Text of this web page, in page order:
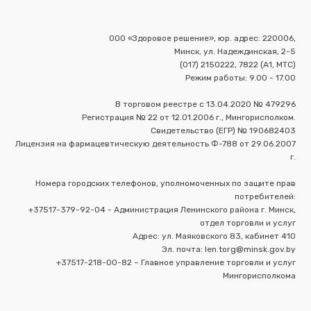
ООО «Здоровое решение», юр. адрес: 220006,
Минск, ул. Надеждинская, 2-5
(017) 2150222, 7822 (А1, МТС)
Режим работы: 9.00 - 17.00
В торговом реестре с 13.04.2020 № 479296
Регистрация № 22 от 12.01.2006 г., Мингорисполком.
Свидетельство (ЕГР) № 190682403
Лицензия на фармацевтическую деятельность Ф-788 от 29.06.2007
г.
Номера городских телефонов, уполномоченных по защите прав
потребителей:
+37517-379-92-04 - Администрация Ленинского района г. Минск,
отдел торговли и услуг
Адрес: ул. Маяковского 83, кабинет 410
Эл. почта: len.torg@minsk.gov.by
+37517-218-00-82 – Главное управление торговли и услуг
Мингорисполкома